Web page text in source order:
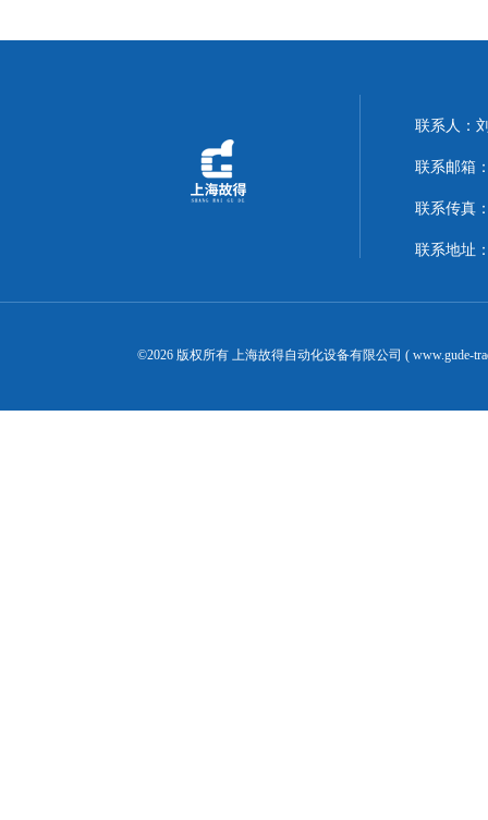
联系人：
联系邮箱
联系传真
联系地址
©2026 版权所有 上海故得自动化设备有限公司 ( www.gude-